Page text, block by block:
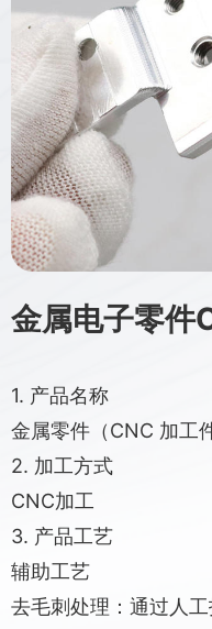
金属电子零件
1. 产品名称
金属零件（CNC 加工
2. 加工方式
CNC加工
3. 产品工艺
辅助工艺
去毛刺处理：通过人